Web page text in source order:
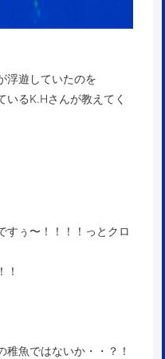
浮遊していたのを
るK.Hさんが教えてく
すぅ〜！！！！っとクロ
！
魚ではないか・・？！